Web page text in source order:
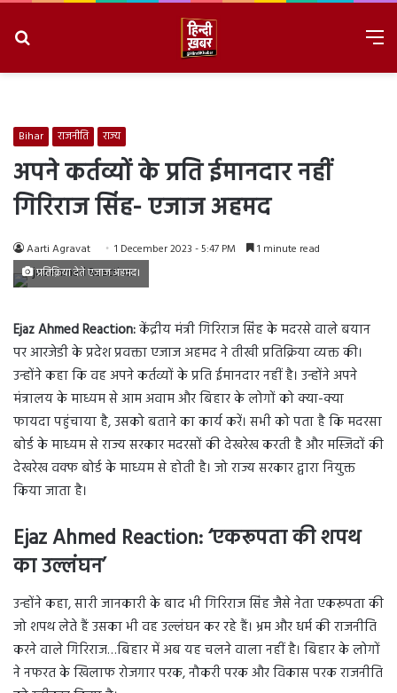
Bihar राजनीति राज्य
अपने कर्तव्यों के प्रति ईमानदार नहीं
गिरिराज सिंह- एजाज अहमद
Aarti Agravat 1 December 2023 - 5:47 PM 1 minute read
प्रतिक्रिया देते एजाज अहमद।
Ejaz Ahmed Reaction:केंद्रीय मंत्री गिरिराज सिंह के मदरसे वाले बयान
पर आरजेडी के प्रदेश प्रवक्ता एजाज अहमद ने तीखी प्रतिक्रिया व्यक्त की।
उन्होंने कहा कि वह अपने कर्तव्यों के प्रति ईमानदार नहीं है। उन्होंने अपने
मंत्रालय के माध्यम से आम अवाम और बिहार के लोगों को क्या-क्या
फायदा पहुंचाया है, उसको बताने का कार्य करें। सभी को पता है कि मदरसा
बोर्ड के माध्यम से राज्य सरकार मदरसों की देखरेख करती है और मस्जिदों की
देखरेख वक्फ बोर्ड के माध्यम से होती है। जो राज्य सरकार द्वारा नियुक्त
किया जाता है।
Ejaz Ahmed Reaction: ‘एकरूपता की शपथ
का उल्लंघन’
उन्होंने कहा, सारी जानकारी के बाद भी गिरिराज सिंह जैसे नेता एकरूपता की
जो शपथ लेते हैं उसका भी वह उल्लंघन कर रहे हैं। भ्रम और धर्म की राजनीति
करने वाले गिरिराज…बिहार में अब यह चलने वाला नहीं है। बिहार के लोगों
ने नफरत के खिलाफ रोजगार परक, नौकरी परक और विकास परक राजनीति